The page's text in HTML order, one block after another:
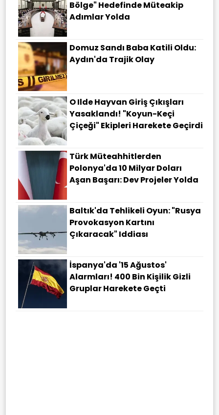
Bölge" Hedefinde Müteakip
Adımlar Yolda
Domuz Sandı Baba Katili Oldu:
Aydın'da Trajik Olay
O Ilde Hayvan Giriş Çıkışları
Yasaklandı! "Koyun-Keçi
Çiçeği" Ekipleri Harekete Geçirdi
Türk Müteahhitlerden
Polonya'da 10 Milyar Doları
Aşan Başarı: Dev Projeler Yolda
Baltık'da Tehlikeli Oyun: "Rusya
Provokasyon Kartını
Çıkaracak" Iddiası
İspanya'da '15 Ağustos'
Alarmları! 400 Bin Kişilik Gizli
Gruplar Harekete Geçti